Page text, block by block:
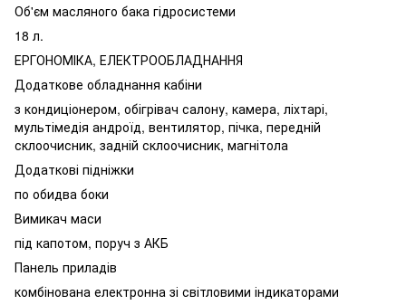
Об'єм масляного бака гідросистеми
18 л.
ЕРГОНОМІКА, ЕЛЕКТРООБЛАДНАННЯ
Додаткове обладнання кабіни
з кондиціонером, обігрівач салону, камера, ліхтарі,
мультімедія андроїд, вентилятор, пічка, передній
склоочисник, задній склоочисник, магнітола
Додаткові підніжки
по обидва боки
Вимикач маси
під капотом, поруч з АКБ
Панель приладів
комбінована електронна зі світловими індикаторами